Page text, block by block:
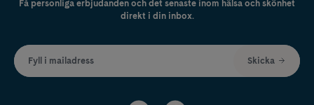
Få personliga erbjudanden och det senaste inom hälsa och skönhet
direkt i din inbox.
Fyll i mailadress Skicka